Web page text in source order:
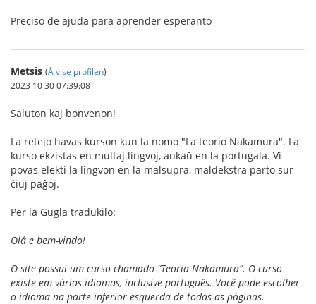
Preciso de ajuda para aprender esperanto
Metsis (Å vise profilen)
2023 10 30 07:39:08
Saluton kaj bonvenon!
La retejo havas kurson kun la nomo "La teorio Nakamura". La
kurso ekzistas en multaj lingvoj, ankaŭ en la portugala. Vi
povas elekti la lingvon en la malsupra, maldekstra parto sur
ĉiuj paĝoj.
Per la Gugla tradukilo:
Olá e bem-vindo!
O site possui um curso chamado “Teoria Nakamura”. O curso
existe em vários idiomas, inclusive português. Você pode escolher
o idioma na parte inferior esquerda de todas as páginas.